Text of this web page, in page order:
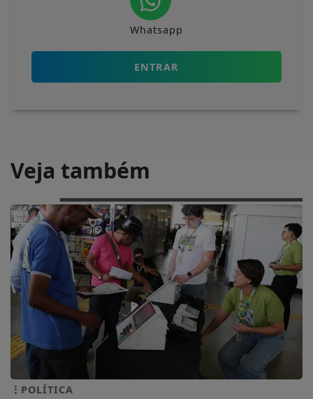
Whatsapp
ENTRAR
Veja também
POLÍTICA